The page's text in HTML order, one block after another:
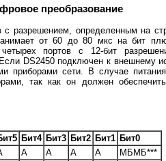
преобразование
разрешением, определенным на
от 60 до 80 мкс на бит
портов с 12-бит
DS2450 подключен к внешнему
сети. В случае
так как он должен
Бит4 Бит3 Бит2 Бит1 Бит0
A A A A
МБМБ***